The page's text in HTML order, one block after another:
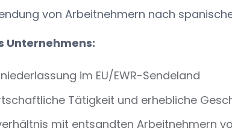
von Arbeitnehmern nach
Unternehmens:
im EU/EWR-Sendeland
Tätigkeit und erhebliche
mit entsandten Arbeitnehmern